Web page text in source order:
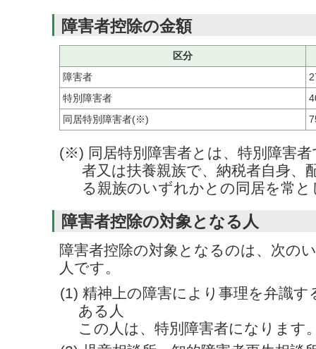
障害者控除の金額
区分
障害者
特別障害者
同居特別障害者(※)
(※) 同居特別障害者とは、特別障害
者又は扶養親族で、納税者自身、
る親族のいずれかとの同居を常
障害者控除の対象となる人
障害者控除の対象となるのは、次の
人です。
(1) 精神上の障害により事理を弁識す
ある人
この人は、特別障害者になります